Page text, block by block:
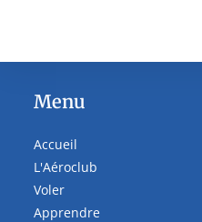
Menu
Accueil
L'Aéroclub
Voler
Apprendre